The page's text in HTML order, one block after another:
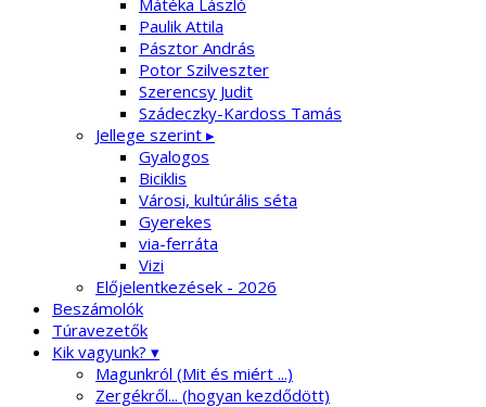
Paulik Attila
Pásztor András
Potor Szilveszter
Szerencsy Judit
Szádeczky-Kardoss Tamás
Jellege szerint ▸
Gyalogos
Biciklis
Városi, kultúrális séta
Gyerekes
via-ferráta
Vizi
Előjelentkezések - 2026
Beszámolók
Túravezetők
Kik vagyunk? ▾
Magunkról (Mit és miért ...)
Zergékről... (hogyan kezdődött)